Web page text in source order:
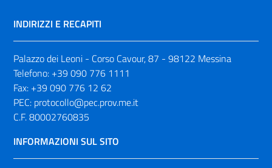
INDIRIZZI E RECAPITI
Palazzo dei Leoni - Corso Cavour, 87 - 98122 Messina
Telefono: +39 090 776 1111
Fax: +39 090 776 12 62
PEC: protocollo@pec.prov.me.it
C.F. 80002760835
INFORMAZIONI SUL SITO